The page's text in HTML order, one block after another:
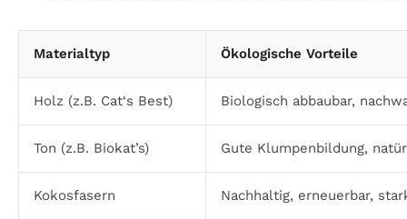
Materialtyp Ökologische Vorteile
Holz (z.B. Cat‘s Best) Biologisch abbaubar,
Ton (z.B. Biokat’s) Gute Klumpenbildung,
Kokosfasern Nachhaltig, erneuerbar,